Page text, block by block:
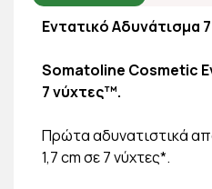
Εντατικό Αδυνάτισμα
Somatoline Cosmetic
7 νύχτες™.
Πρώτα αδυνατιστικά
1,7 cm σε 7 νύχτες*.